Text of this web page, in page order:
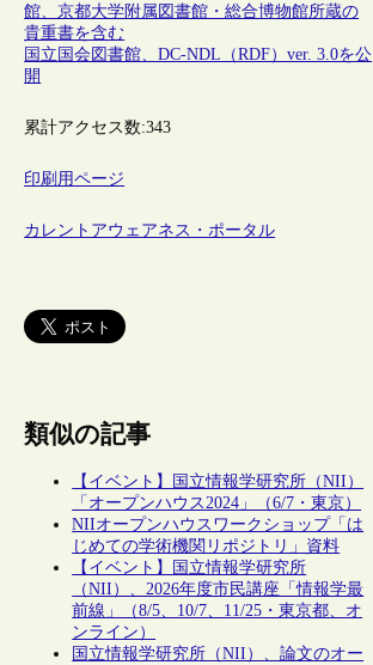
館、京都大学附属図書館・総合博物館所蔵の
貴重書を含む
国立国会図書館、DC-NDL（RDF）ver. 3.0を公
開
累計アクセス数:343
印刷用ページ
カレントアウェアネス・ポータル
類似の記事
【イベント】国立情報学研究所（NII）
「オープンハウス2024」（6/7・東京）
NIIオープンハウスワークショップ「は
じめての学術機関リポジトリ」資料
【イベント】国立情報学研究所
（NII）、2026年度市民講座「情報学最
前線」（8/5、10/7、11/25・東京都、オ
ンライン）
国立情報学研究所（NII）、論文のオー